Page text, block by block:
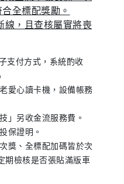
全標配獎勵。
線，且查核屬實將喪
支付方式，系統酌收
愛心讀卡機，設備帳務
」另收金流服務費。
保證明。
獎、全標配加碼皆於次
期檢核是否張貼滿版車